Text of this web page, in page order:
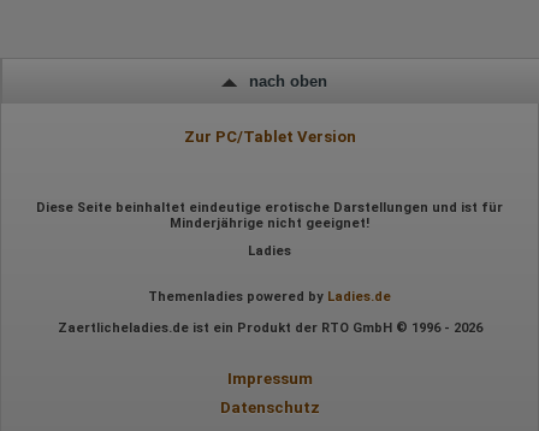
Browser-Typ
Antworten auf Umfragen
Rechtliche Grundlage der Verarbeitung
nach oben
Zur PC/Tablet Version
Diese Seite beinhaltet eindeutige erotische Darstellungen und ist für
Minderjährige nicht geeignet!
Ladies
Themenladies powered by Ladies.de
Zaertlicheladies.de ist ein Produkt der RTO GmbH © 1996 - 2026
Impressum
Datenschutz